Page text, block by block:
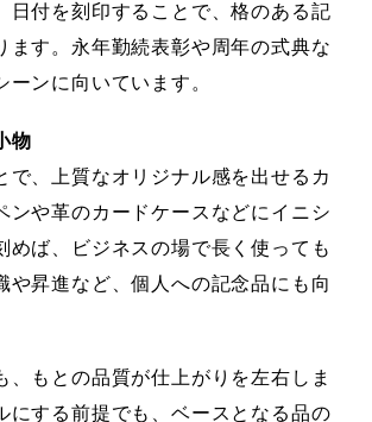
日付を刻印することで、格のある記
ます。永年勤続表彰や周年の式典な
ーンに向いています。
物
で、上質なオリジナル感を出せるカ
ンや革のカードケースなどにイニシ
めば、ビジネスの場で長く使っても
や昇進など、個人への記念品にも向
、もとの品質が仕上がりを左右しま
にする前提でも、ベースとなる品の